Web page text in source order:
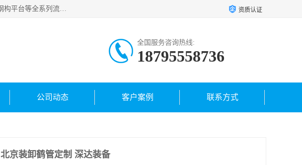
连云港深达石化装备有限公司是从事定量装车系统、船用流体装卸臂、陆用流体装卸臂（鹤管）、活动梯、钢构平台等全系列流体装卸设备的设计、制造、销售以及服务的专业供应商。公司始终以客户为中心，密切跟踪国内外油气储运及装卸设备先进技术的发展，以先进的技术、优质的产品、一流的服务，满足客户需求。 资质认证
全国服务咨询热线:
18795558736
公司动态 客户案例 联系方式
北京装卸鹤管定制 深达装备